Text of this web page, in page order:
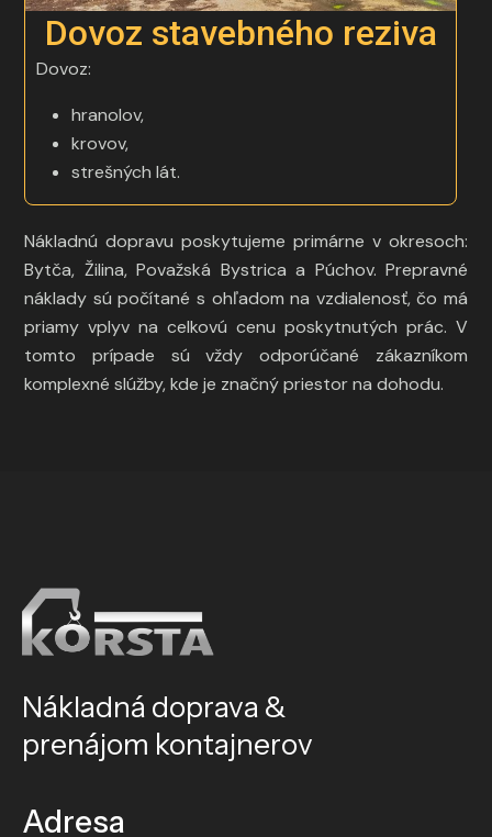
Dovoz stavebného reziva
Dovoz:
hranolov,
krovov,
strešných lát.
Nákladnú dopravu poskytujeme primárne v okresoch:
Bytča, Žilina, Považská Bystrica a Púchov. Prepravné
náklady sú počítané s ohľadom na vzdialenosť, čo má
priamy vplyv na celkovú cenu poskytnutých prác. V
tomto prípade sú vždy odporúčané zákazníkom
komplexné slúžby, kde je značný priestor na dohodu.
Nákladná doprava &
prenájom kontajnerov
Adresa